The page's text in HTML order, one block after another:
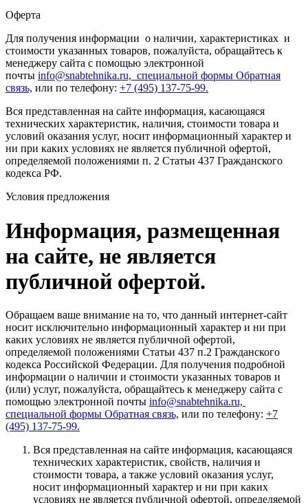
Оферта
Для получения информации о наличии, характеристиках и
стоимости указанных товаров, пожалуйста, обращайтесь к
менеджеру сайта с помощью электронной
почты info@snabtehnika.ru, специальной формы Обратная
связь, или по телефону: +7 (495) 137-75-99.
Вся представленная на сайте информация, касающаяся
технических характеристик, наличия, стоимости товара и
условий оказания услуг, носит информационный характер и
ни при каких условиях не является публичной офертой,
определяемой положениями п. 2 Статьи 437 Гражданского
кодекса РФ.
Условия предложения
Информация, размещенная
на сайте, не является
публичной офертой.
Обращаем ваше внимание на то, что данный интернет-сайт
носит исключительно информационный характер и ни при
каких условиях не является публичной офертой,
определяемой положениями Статьи 437 п.2 Гражданского
кодекса Российской Федерации. Для получения подробной
информации о наличии и стоимости указанных товаров и
(или) услуг, пожалуйста, обращайтесь к менеджеру сайта с
помощью электронной почты info@snabtehnika.ru,
специальной формы Обратная связь, или по телефону: +7
(495) 137-75-99.
Вся представленная на сайте информация, касающаяся
технических характеристик, свойств, наличия и
стоимости товара, а также условий оказания услуг,
носит информационный характер и ни при каких
условиях не является публичной офертой, определяемой